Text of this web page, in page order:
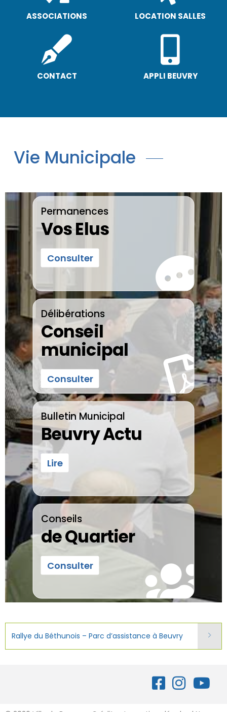
ASSOCIATIONS LOCATION SALLES
CONTACT APPLI BEUVRY
Vie Municipale
Permanences
Vos Elus
Consulter
Délibérations
Conseil
municipal
Consulter
Bulletin Municipal
Beuvry Actu
Lire
Conseils
de Quartier
Consulter
Rallye du Béthunois – Parc d’assistance à Beuvry